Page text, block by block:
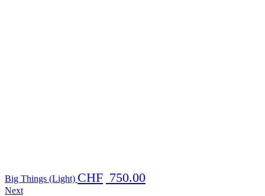
Big Things (Light) CHF 750.00
Next